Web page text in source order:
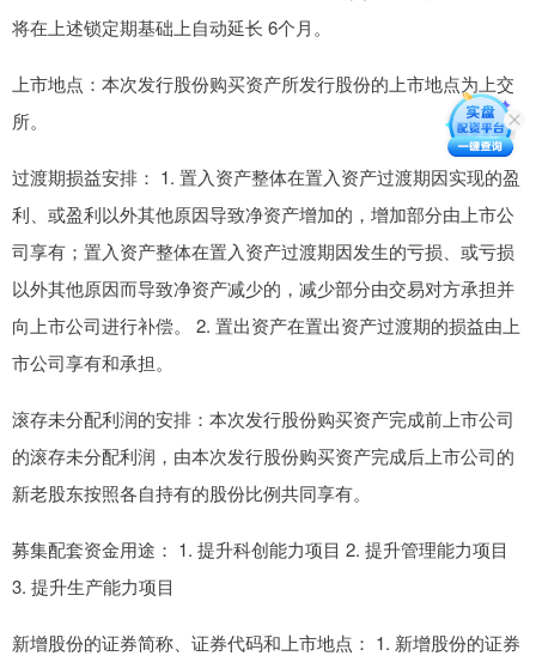
将在上述锁定期基础上自动延长 6个月。
上市地点：本次发行股份购买资产所发行股份的上市地点为上交
所。
过渡期损益安排： 1. 置入资产整体在置入资产过渡期因实现的盈
利、或盈利以外其他原因导致净资产增加的，增加部分由上市公
司享有；置入资产整体在置入资产过渡期因发生的亏损、或亏损
以外其他原因而导致净资产减少的，减少部分由交易对方承担并
向上市公司进行补偿。 2. 置出资产在置出资产过渡期的损益由上
市公司享有和承担。
滚存未分配利润的安排：本次发行股份购买资产完成前上市公司
的滚存未分配利润，由本次发行股份购买资产完成后上市公司的
新老股东按照各自持有的股份比例共同享有。
募集配套资金用途： 1. 提升科创能力项目 2. 提升管理能力项目
3. 提升生产能力项目
新增股份的证券简称、证券代码和上市地点： 1. 新增股份的证券